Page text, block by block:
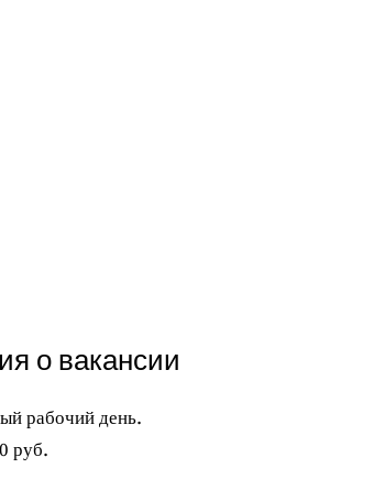
о вакансии
рабочий день.
руб.